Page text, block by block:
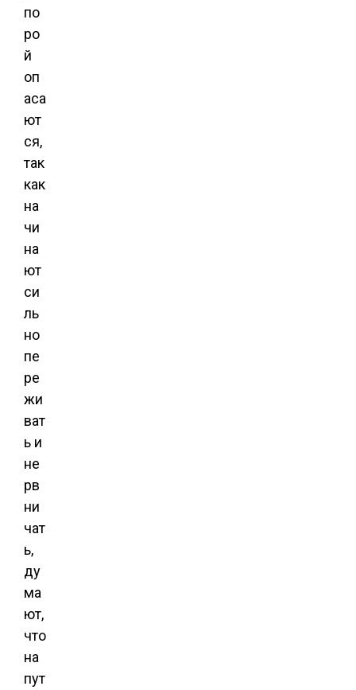
по
ро
й
оп
аса
ют
ся,
так
как
на
чи
на
ют
си
ль
но
пе
ре
жи
ват
ь и
не
рв
ни
чат
ь,
ду
ма
ют,
что
на
пут